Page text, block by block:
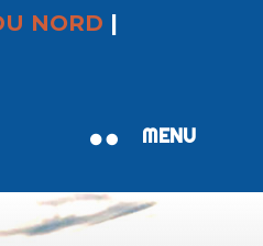
NORD |
 MENU